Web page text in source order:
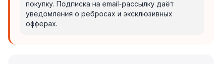
покупку. Подписка на email-рассылку даёт
уведомления о ребросах и эксклюзивных
офферах.